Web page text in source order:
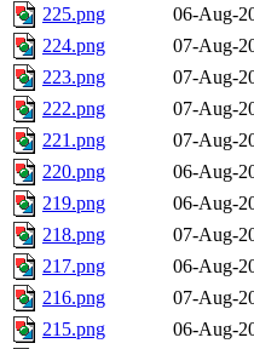
225.png
06-Aug-
224.png
07-Aug-
223.png
07-Aug-
222.png
07-Aug-
221.png
07-Aug-
220.png
06-Aug-
219.png
06-Aug-
218.png
07-Aug-
217.png
06-Aug-
216.png
07-Aug-
215.png
06-Aug-